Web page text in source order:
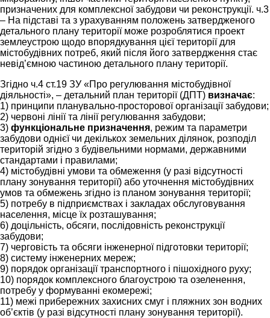
призначених для комплексної забудови чи реконструкції. ч.3
– На підставі та з урахуванням положень затвердженого
детального плану території може розроблятися проект
землеустрою щодо впорядкування цієї території для
містобудівних потреб, який після його затвердження стає
невід’ємною частиною детального плану території.
Згідно ч.4 ст.19 ЗУ «Про регулювання містобудівної
діяльності», – детальний план території (ДПТ) визначає:
1) принципи планувально-просторової організації забудови;
2) червоні лінії та лінії регулювання забудови;
3) функціональне призначення, режим та параметри
забудови однієї чи декількох земельних ділянок, розподіл
територій згідно з будівельними нормами, державними
стандартами і правилами;
4) містобудівні умови та обмеження (у разі відсутності
плану зонування території) або уточнення містобудівних
умов та обмежень згідно із планом зонування території;
5) потребу в підприємствах і закладах обслуговування
населення, місце їх розташування;
6) доцільність, обсяги, послідовність реконструкції
забудови;
7) черговість та обсяги інженерної підготовки території;
8) систему інженерних мереж;
9) порядок організації транспортного і пішохідного руху;
10) порядок комплексного благоустрою та озеленення,
потребу у формуванні екомережі;
11) межі прибережних захисних смуг і пляжних зон водних
об’єктів (у разі відсутності плану зонування території).